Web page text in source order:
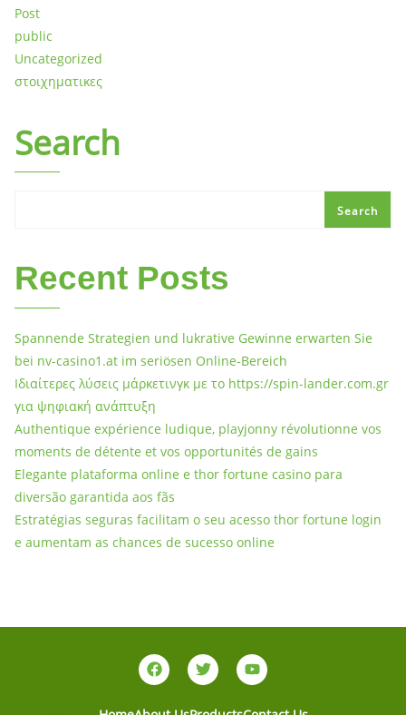
Post
public
Uncategorized
στοιχηματικες
Search
Search
Recent Posts
Spannende Strategien und lukrative Gewinne erwarten Sie
bei nv-casino1.at im seriösen Online-Bereich
Ιδιαίτερες λύσεις μάρκετινγκ με το https://spin-lander.com.gr
για ψηφιακή ανάπτυξη
Authentique expérience ludique, playjonny révolutionne vos
moments de détente et vos opportunités de gains
Elegante plataforma online e thor fortune casino para
diversão garantida aos fãs
Estratégias seguras facilitam o seu acesso thor fortune login
e aumentam as chances de sucesso online